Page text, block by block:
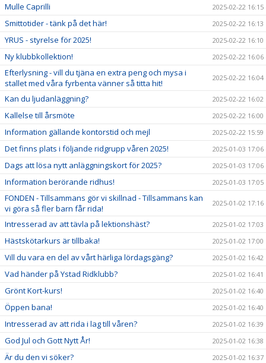
Mulle Caprilli 2025-02-22 16:15
Smittotider - tänk på det här! 2025-02-22 16:13
YRUS - styrelse för 2025! 2025-02-22 16:10
Ny klubbkollektion! 2025-02-22 16:06
Efterlysning - vill du tjäna en extra peng och mysa i
stallet med våra fyrbenta vänner så titta hit!
2025-02-22 16:04
Kan du ljudanläggning? 2025-02-22 16:02
Kallelse till årsmöte 2025-02-22 16:00
Information gällande kontorstid och mejl 2025-02-22 15:59
Det finns plats i följande ridgrupp våren 2025! 2025-01-03 17:06
Dags att lösa nytt anläggningskort för 2025? 2025-01-03 17:06
Information berörande ridhus! 2025-01-03 17:05
FONDEN - Tillsammans gör vi skillnad - Tillsammans kan
vi göra så fler barn får rida!
2025-01-02 17:16
Intresserad av att tävla på lektionshäst? 2025-01-02 17:03
Hästskötarkurs är tillbaka! 2025-01-02 17:00
Vill du vara en del av vårt härliga lördagsgäng? 2025-01-02 16:42
Vad händer på Ystad Ridklubb? 2025-01-02 16:41
Grönt Kort-kurs! 2025-01-02 16:40
Öppen bana! 2025-01-02 16:40
Intresserad av att rida i lag till våren? 2025-01-02 16:39
God Jul och Gott Nytt År! 2025-01-02 16:38
Är du den vi söker? 2025-01-02 16:37